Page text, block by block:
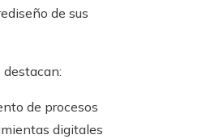
de sus
destacan:
de procesos
digitales